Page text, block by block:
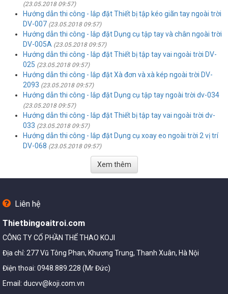
(23.05.2018 09:57)
Hướng dẫn thi công - lắp đặt Thiết bị tập kéo giãn tay ngoài trời
DV-007 (23.05.2018 09:57)
Hướng dẫn thi công - lắp đặt Dụng cụ tập tay và chân ngoài trời
DV-005A (23.05.2018 09:57)
Hướng dẫn thi công - lắp đặt Thiết bị tập tay vai ngoài trời DV-
025 (23.05.2018 09:57)
Hướng dẫn thi công - lắp đặt Xà đơn và xà kép ngoài trời DV-
2093 (23.05.2018 09:57)
Hướng dẫn thi công - lắp đặt Dụng cụ tập tay ngoài trời dv-034
(23.05.2018 09:57)
Hướng dẫn thi công - lắp đặt Thiết bị tập tay vai ngoài trời dv-
033 (23.05.2018 09:57)
Hướng dẫn thi công - lắp đặt Dụng cụ xoay eo ngoài trời 2 vị trí
DV-068 (23.05.2018 09:57)
Xem thêm
Liên hệ
Thietbingoaitroi.com
CÔNG TY CỔ PHẦN THỂ THAO KOJI
Địa chỉ: 277 Vũ Tông Phan, Khương Trung, Thanh Xuân, Hà Nội
Điện thoai: 0948.889.228 (Mr Đức)
Email: ducvv@koji.com.vn